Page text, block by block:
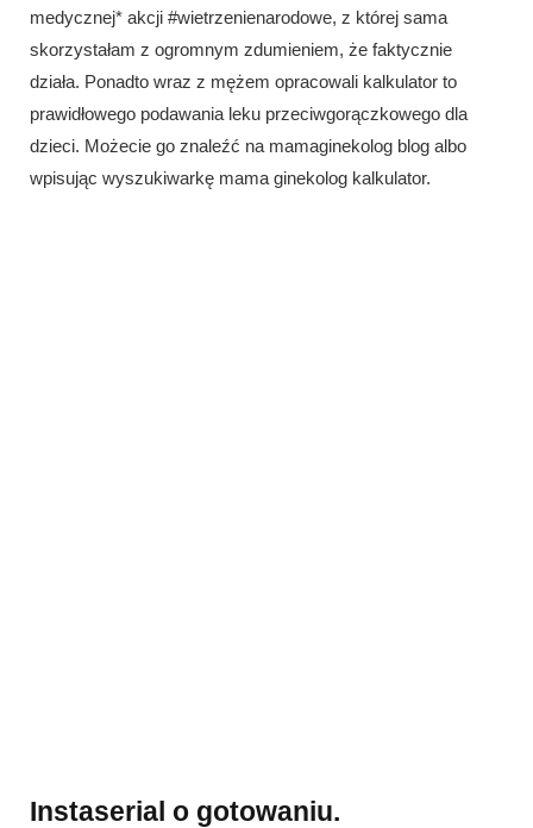
medycznej* akcji #wietrzenienarodowe, z której sama
skorzystałam z ogromnym zdumieniem, że faktycznie
działa. Ponadto wraz z mężem opracowali kalkulator to
prawidłowego podawania leku przeciwgorączkowego dla
dzieci. Możecie go znaleźć na mamaginekolog blog albo
wpisując wyszukiwarkę mama ginekolog kalkulator.
Instaserial o gotowaniu.